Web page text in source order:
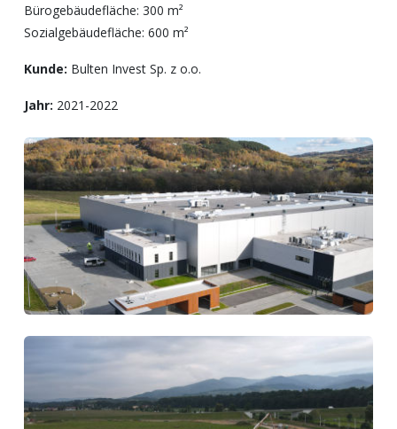
Bürogebäudefläche: 300 m²
Sozialgebäudefläche: 600 m²
Kunde: Bulten Invest Sp. z o.o.
Jahr: 2021-2022